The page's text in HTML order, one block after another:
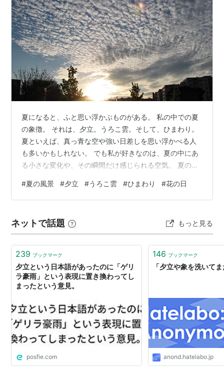
夏になると、ふと思い浮かぶものがある。 私の中での夏
の象徴。 それは、夕立。うろこ雲。そして、ひまわり。
夏といえば、真っ青な空や強い日差しを思い浮かべる人
も多いかもしれない。 でも私が好きなのは、夏の中にあ
る小さな変化や、その瞬間だけ感じられる空気。 夏の日
は、もやもやと立ち上っているように見える熱気。空気
は重たく、少しドヨヨーンとしている。 そんな時、急に
が変わる。 慌てて洗濯物を取り込む。 このザワザワする
感じが、なんとも夏らしい。 もちろん、近年の災害につ
ながるような激しい雨は別の…
#夏の風景 #夕立 #うろこ雲 #ひまわり #花の日
ネットで話題 もっと見る
239 ブックマーク
夕立という日本語があったのに「ゲリ
ラ豪雨」という表現に置き換わってし
まったという意見。
posfie.com
146 ブックマーク
「夕立や象を洗いて
anond.hatelabo.jp